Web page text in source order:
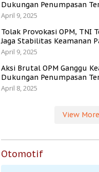
Dukungan Penumpasan
April 9, 2025
Tolak Provokasi OPM, TNI
Jaga Stabilitas Keamanan
April 9, 2025
Aksi Brutal OPM Ganggu
Dukungan Penumpasan
April 8, 2025
View More
Otomotif